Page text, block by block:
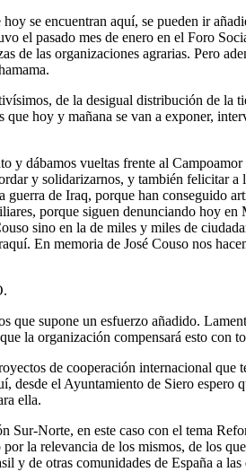
se encuentran aquí, se pueden ir
el pasado mes de enero en el Foro
las organizaciones agrarias. Pero
de la desigual distribución de
hoy y mañana se van a exponer,
dábamos vueltas frente al
y solidarizarnos, y también felicitar
de Iraq, porque han conseguido
porque siguen denunciando hoy
sino en la de miles y miles de
En memoria de José Couso nos
supone un esfuerzo añadido.
la organización compensará esto con
de cooperación internacional
el Ayuntamiento de Siero espero
ella.
Norte, en este caso con el tema
la relevancia de los mismos, de los
y de otras comunidades de España a